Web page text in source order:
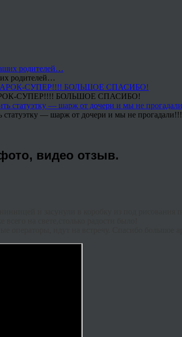
родителей…
СУПЕР!!!! БОЛЬШОЕ СПАСИБО!
статуэтку — шарж от дочери и мы не прогадали!!!
видео отзыв.